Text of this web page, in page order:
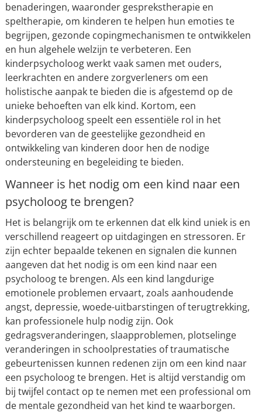
benaderingen, waaronder gesprekstherapie en
speltherapie, om kinderen te helpen hun emoties te
begrijpen, gezonde copingmechanismen te ontwikkelen
en hun algehele welzijn te verbeteren. Een
kinderpsycholoog werkt vaak samen met ouders,
leerkrachten en andere zorgverleners om een
holistische aanpak te bieden die is afgestemd op de
unieke behoeften van elk kind. Kortom, een
kinderpsycholoog speelt een essentiële rol in het
bevorderen van de geestelijke gezondheid en
ontwikkeling van kinderen door hen de nodige
ondersteuning en begeleiding te bieden.
Wanneer is het nodig om een kind naar een
psycholoog te brengen?
Het is belangrijk om te erkennen dat elk kind uniek is en
verschillend reageert op uitdagingen en stressoren. Er
zijn echter bepaalde tekenen en signalen die kunnen
aangeven dat het nodig is om een kind naar een
psycholoog te brengen. Als een kind langdurige
emotionele problemen ervaart, zoals aanhoudende
angst, depressie, woede-uitbarstingen of terugtrekking,
kan professionele hulp nodig zijn. Ook
gedragsveranderingen, slaapproblemen, plotselinge
veranderingen in schoolprestaties of traumatische
gebeurtenissen kunnen redenen zijn om een kind naar
een psycholoog te brengen. Het is altijd verstandig om
bij twijfel contact op te nemen met een professional om
de mentale gezondheid van het kind te waarborgen.